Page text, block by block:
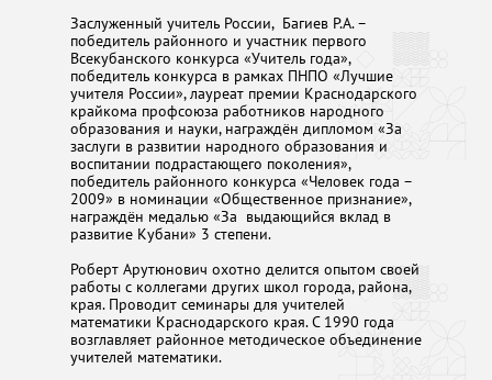
Заслуженный учитель России, Багиев Р.А. –
победитель районного и участник первого
Всекубанского конкурса «Учитель года»,
победитель конкурса в рамках ПНПО «Лучшие
учителя России», лауреат премии Краснодарского
крайкома профсоюза работников народного
образования и науки, награждён дипломом «За
заслуги в развитии народного образования и
воспитании подрастающего поколения»,
победитель районного конкурса «Человек года –
2009» в номинации «Общественное признание»,
награждён медалью «За выдающийся вклад в
развитие Кубани» 3 степени.
Роберт Арутюнович охотно делится опытом своей
работы с коллегами других школ города, района,
края. Проводит семинары для учителей
математики Краснодарского края. С 1990 года
возглавляет районное методическое объединение
учителей математики.